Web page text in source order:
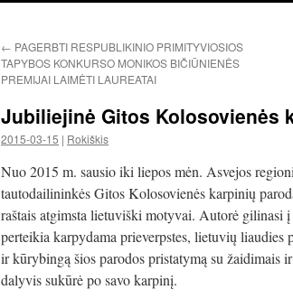
← PAGERBTI RESPUBLIKINIO PRIMITYVIOSIOS
TAPYBOS KONKURSO MONIKOS BIČIŪNIENĖS
PREMIJAI LAIMĖTI LAUREATAI
Jubiliejinė Gitos Kolosovienės
2015-03-15 | Rokiškis
Nuo 2015 m. sausio iki liepos mėn. Asvejos
tautodailininkės Gitos Kolosovienės karpinių
raštais atgimsta lietuviški motyvai. Autorė gilinasi
perteikia karpydama prieverpstes, lietuvių liaudies
ir kūrybingą šios parodos pristatymą su
dalyvis sukūrė po savo karpinį.